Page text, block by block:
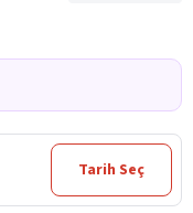
Tarih Seç